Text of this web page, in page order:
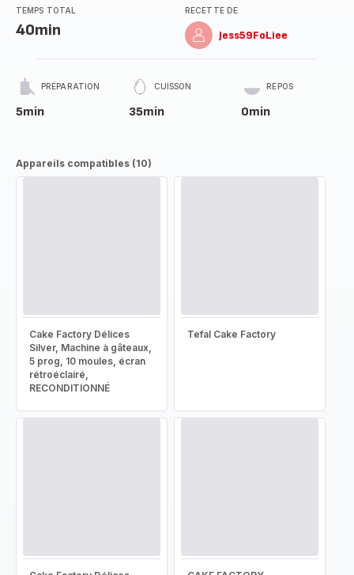
TEMPS TOTAL
40min
RECETTE DE
Jess59FoLiee
PRÉPARATION
5min
CUISSON
35min
REPOS
0min
Appareils compatibles (10)
Cake Factory Délices
Silver, Machine à gâteaux,
5 prog, 10 moules, écran
rétroéclairé,
RECONDITIONNÉ
Tefal Cake Factory